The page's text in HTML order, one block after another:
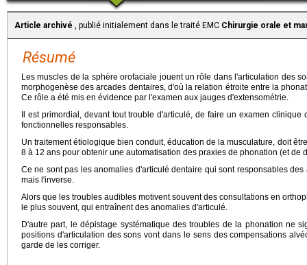
Article archivé , publié initialement dans le traité EMC Chirurgie orale et
Résumé
Les muscles de la sphère orofaciale jouent un rôle dans l'articulation des
morphogenèse des arcades dentaires, d'où la relation étroite entre la
Ce rôle a été mis en évidence par l'examen aux jauges d'extensométrie.
Il est primordial, devant tout trouble d'articulé, de faire un examen
fonctionnelles responsables.
Un traitement étiologique bien conduit, éducation de la musculature, doit
8 à 12 ans pour obtenir une automatisation des praxies de phonation (et de
Ce ne sont pas les anomalies d'articulé dentaire qui sont responsables
mais l'inverse.
Alors que les troubles audibles motivent souvent des consultations en
le plus souvent, qui entraînent des anomalies d'articulé.
D'autre part, le dépistage systématique des troubles de la phonation ne
positions d'articulation des sons vont dans le sens des compensations
garde de les corriger.